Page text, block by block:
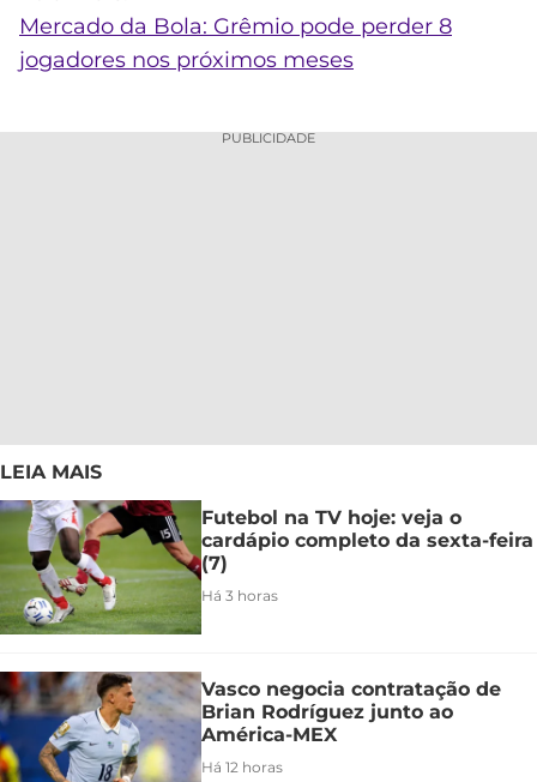
Mercado da Bola: Grêmio pode perder 8
jogadores nos próximos meses
PUBLICIDADE
LEIA MAIS
Futebol na TV hoje: veja o
cardápio completo da sexta-feira
(7)
Há 3 horas
Vasco negocia contratação de
Brian Rodríguez junto ao
América-MEX
Há 12 horas